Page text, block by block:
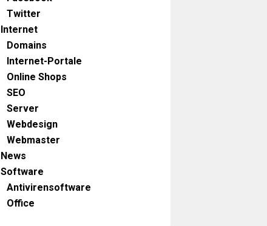
Twitter
Internet
Domains
Internet-Portale
Online Shops
SEO
Server
Webdesign
Webmaster
News
Software
Antivirensoftware
Office